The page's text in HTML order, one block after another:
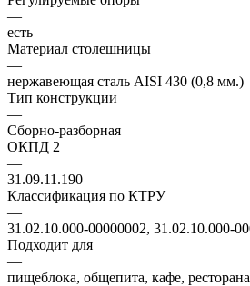
—
есть
Материал столешницы
—
нержавеющая сталь AISI 430 (0,8 мм.)
Тип конструкции
—
Сборно-разборная
ОКПД 2
—
31.09.11.190
Классификация по КТРУ
—
31.02.10.000-00000002, 31.02.10.000-
Подходит для
—
пищеблока, общепита, кафе,